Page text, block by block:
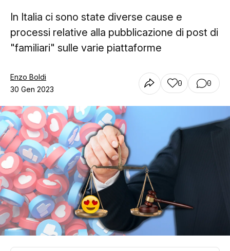
Chi siamo
In Italia ci sono state diverse cause e
processi relative alla pubblicazione di post di
"familiari" sulle varie piattaforme
Enzo Boldi
30 Gen 2023
0 0